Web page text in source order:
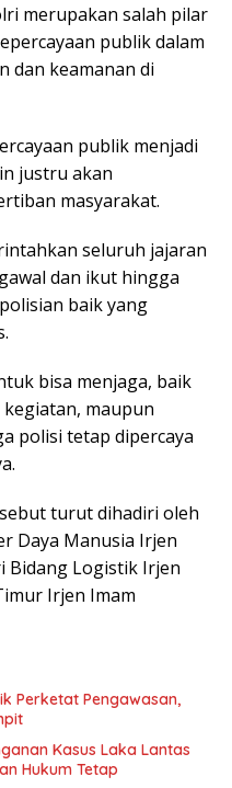
merupakan salah pilar
publik dalam
dan keamanan di
publik menjadi
justru akan
masyarakat.
seluruh jajaran
dan ikut hingga
baik yang
bisa menjaga, baik
maupun
polisi tetap dipercaya
turut dihadiri oleh
Daya Manusia Irjen
Bidang Logistik Irjen
Irjen Imam
Perketat Pengawasan,
Kasus Laka Lantas
Hukum Tetap